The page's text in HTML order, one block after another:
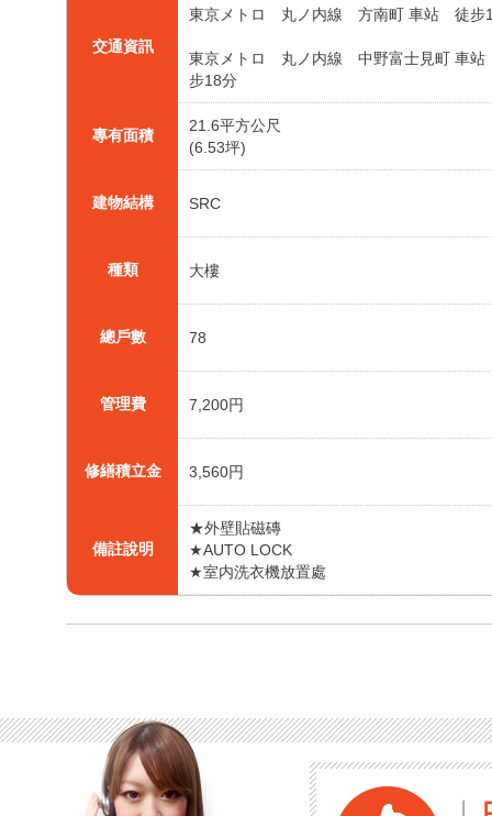
交通資訊
東京メトロ 丸ノ内線 方南町 車站 徒步
東京メトロ 丸ノ内線 中野富士見町 車
步18分
專有面積
21.6平方公尺
(6.53坪)
建物結構 SRC
種類 大樓
總戶數 78
管理費 7,200円
修繕積立金 3,560円
備註說明
★外壁貼磁磚
★AUTO LOCK
★室内洗衣機放置處